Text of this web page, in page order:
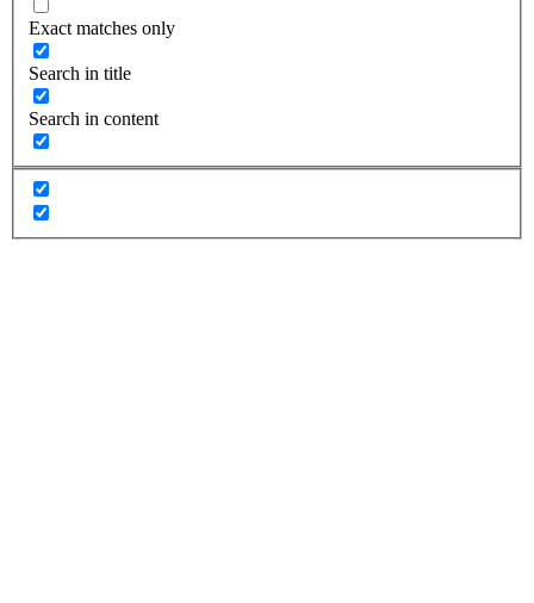
Exact matches only
Search in title
Search in content